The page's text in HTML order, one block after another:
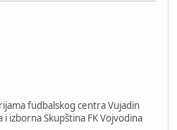
fudbalskog centra Vujadin
izborna Skupština FK Vojvodina